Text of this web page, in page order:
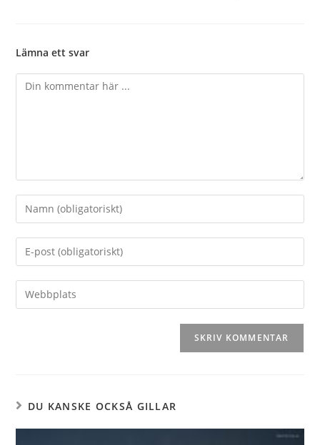
Lämna ett svar
DU KANSKE OCKSÅ GILLAR